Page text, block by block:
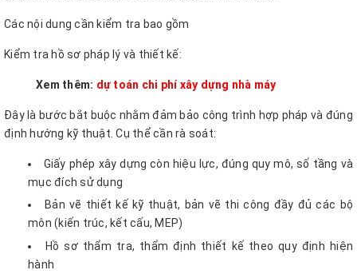
Các nội dung cần kiểm tra bao gồm
Kiểm tra hồ sơ pháp lý và thiết kế:
Xem thêm: dự toán chi phí xây dựng nhà máy
Đây là bước bắt buộc nhằm đảm bảo công trình hợp pháp và đúng
định hướng kỹ thuật. Cụ thể cần rà soát:
Giấy phép xây dựng còn hiệu lực, đúng quy mô, số tầng và
mục đích sử dụng
Bản vẽ thiết kế kỹ thuật, bản vẽ thi công đầy đủ các bộ
môn (kiến trúc, kết cấu, MEP)
Hồ sơ thẩm tra, thẩm định thiết kế theo quy định hiện
hành